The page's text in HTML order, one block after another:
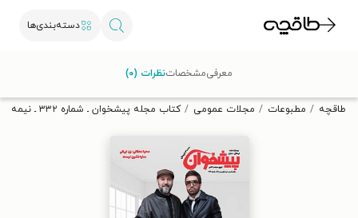
دسته‌بندی‌ها
تخفیف از طاقچه دریافت کن.
طاقچه مطبوعات مجلات عمومی کتاب مجله پیشخوان ـ شماره ۳۳۲ ـ نیمه دوم بهمن ماه ۱۴۰۲
معرفیمشخصاتنظرات (۰)